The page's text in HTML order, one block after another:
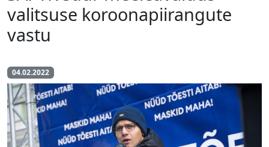
valitsuse koroonapiirangute
vastu
04.02.2022